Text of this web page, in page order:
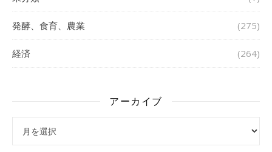
発酵、食育、農業 (275)
経済 (264)
アーカイブ